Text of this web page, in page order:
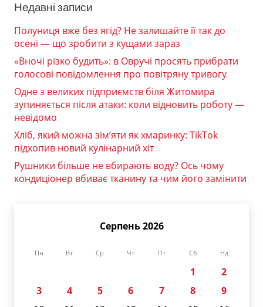
Недавні записи
Полуниця вже без ягід? Не залишайте її так до
осені — що зробити з кущами зараз
«Вночі різко будить»: в Овручі просять прибрати
голосові повідомлення про повітряну тривогу
Одне з великих підприємств біля Житомира
зупиняється після атаки: коли відновить роботу —
невідомо
Хліб, який можна зім’яти як хмаринку: TikTok
підхопив новий кулінарний хіт
Рушники більше не вбирають воду? Ось чому
кондиціонер вбиває тканину та чим його замінити
Серпень 2026
Пн Вт Ср Чт Пт Сб Нд
1
2
3
4 5 6 7 8
9